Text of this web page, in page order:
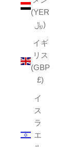
(YER
﷼)
イギ
リス
(GBP
£)
イ
ス
ラ
エ